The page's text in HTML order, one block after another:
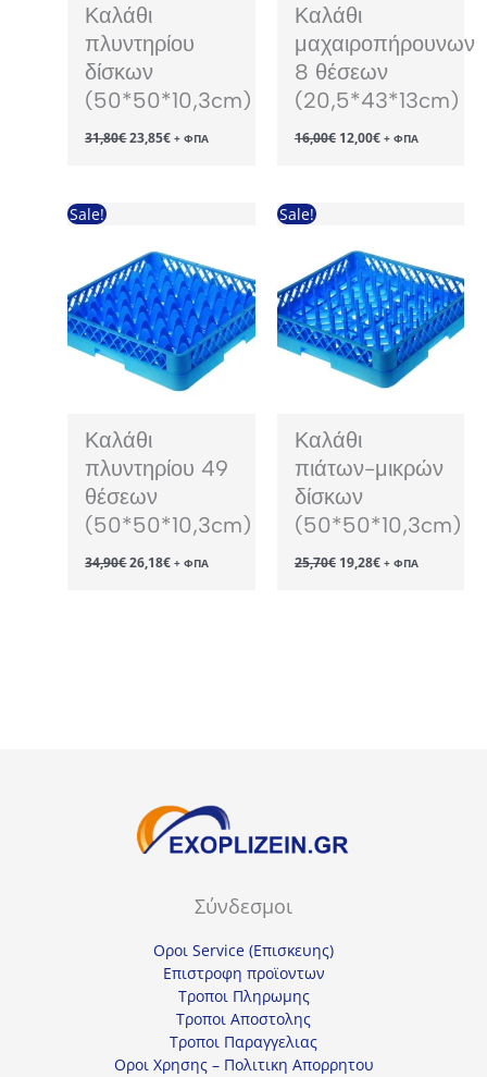
Καλάθι
πλυντηρίου
δίσκων
(50*50*10,3cm)
31,80€Original
price
23,85€Η+ ΦΠΑ
Καλάθι
μαχαιροπήρουνων
8 θέσεων
(20,5*43*13cm)
16,00€ Original
price
12,00€Η+ ΦΠΑ
Sale!
Καλάθι
πλυντηρίου 49
θέσεων
(50*50*10,3cm)
34,90€Original
price
26,18€Η+ ΦΠΑ
Sale!
Καλάθι
πιάτων-μικρών
δίσκων
(50*50*10,3cm)
25,70€ Original
price
19,28€Η+ ΦΠΑ
Σύνδεσμοι
Οροι Service (Επισκευης)
Επιστροφη προϊοντων
Τροποι Πληρωμης
Τροποι Αποστολης
Τροποι Παραγγελιας
Οροι Χρησης – Πολιτικη Απορρητου